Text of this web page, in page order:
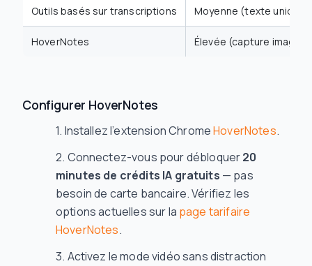
Outils basés sur transcriptions Moyenne (texte
HoverNotes Élevée (capture image
Configurer HoverNotes
Installez l’extension ChromeHoverNotes.
Connectez-vous pour débloquer20
minutes de crédits IA gratuits — pas
besoin de carte bancaire. Vérifiez les
options actuelles sur la page tarifaire
HoverNotes.
Activez le mode vidéo sans distraction